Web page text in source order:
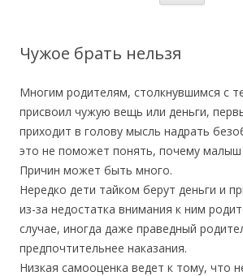
Чужое брать нельзя
Многим родителям, столкнувшимся с
присвоил чужую вещь или деньги,
приходит в голову мысль надрать
это не поможет понять, почему малыш
Причин может быть много.
Нередко дети тайком берут деньги и
из-за недостатка внимания к ним
случае, иногда даже праведный
предпочтительнее наказания.
Низкая самооценка ведет к тому, что